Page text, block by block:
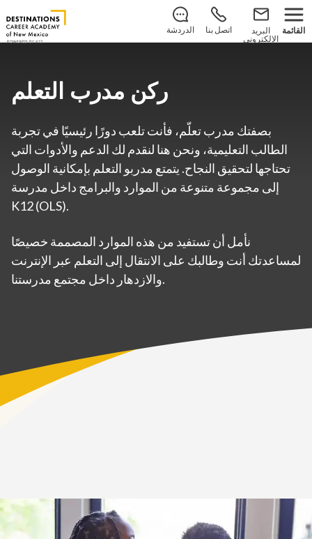
التسجيل للعام الدراسي 2026–2027 مفتوح الآن!
تعرف على
كيفية التقدم. الدردشة اتصل بنا
البريد
الإلكتروني
القائمة
ركن مدرب التعلم
بصفتك مدرب تعلّم، فأنت تلعب دورًا رئيسيًا في تجربة
الطالب التعليمية، ونحن هنا لنقدم لك الدعم والأدوات التي
تحتاجها لتحقيق النجاح. يتمتع مدربو التعلم بإمكانية الوصول
إلى مجموعة متنوعة من الموارد والبرامج داخل مدرسة
K12 (OLS).
نأمل أن تستفيد من هذه الموارد المصممة خصيصًا
لمساعدتك أنت وطالبك على الانتقال إلى التعلم عبر الإنترنت
والازدهار داخل مجتمع مدرستنا.
الصفحة الرئيسية > أدوات للطلاب الجدد ومدربي التعلم
>